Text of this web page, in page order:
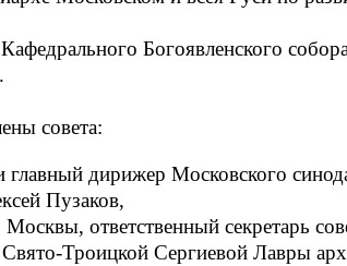
Кафедрального Богоявленского
.
совета:
дирижер Московского
Пузаков,
ответственный секретарь
Троицкой Сергиевой Лавры